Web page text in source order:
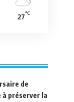
27°C
de
à préserver la